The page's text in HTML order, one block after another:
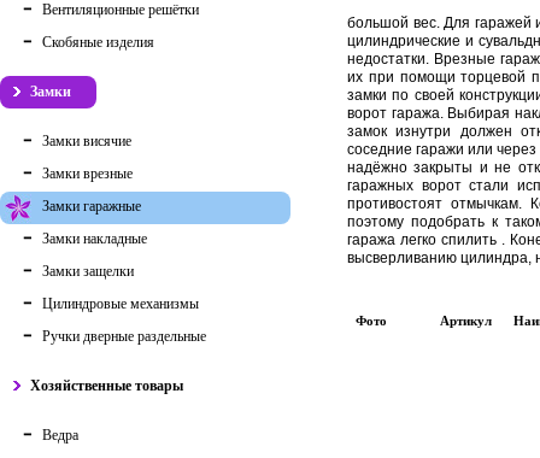
Вентиляционные решётки
Скобяные изделия
Замки
Замки висячие
Замки врезные
Замки гаражные
Замки накладные
Замки защелки
Цилиндровые механизмы
Ручки дверные раздельные
Хозяйственные товары
Ведра
большой вес. Для гаражей
цилиндрические и
недостатки. Врезные
их при помощи торцевой
замки по своей
ворот гаража. Выбирая
замок изнутри должен
соседние гаражи или
надёжно закрыты и не
гаражных ворот стали
противостоят отмычкам.
поэтому подобрать к
гаража легко спилить .
высверливанию цилиндра,
Фото Артикул